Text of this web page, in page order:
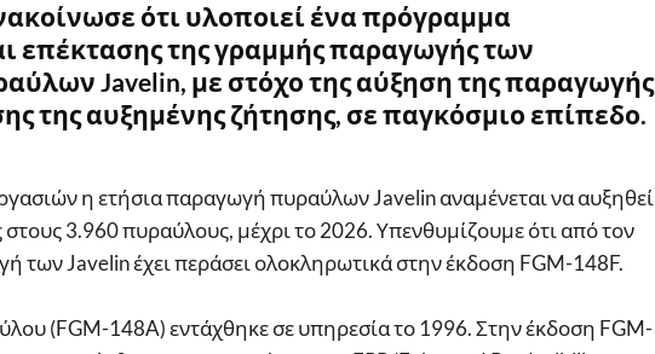
ότι υλοποιεί ένα πρόγραμμα
επέκτασης της γραμμής παραγωγής των
Javelin, με στόχο της αύξηση της παραγωγής
της αυξημένης ζήτησης, σε παγκόσμιο επίπεδο.
η ετήσια παραγωγή πυραύλων Javelin αναμένεται να αυξηθεί
3.960 πυραύλους, μέχρι το 2026. Υπενθυμίζουμε ότι από τον
των Javelin έχει περάσει ολοκληρωτικά στην έκδοση FGM-148F.
(FGM-148A) εντάχθηκε σε υπηρεσία το 1996. Στην έκδοση FGM-